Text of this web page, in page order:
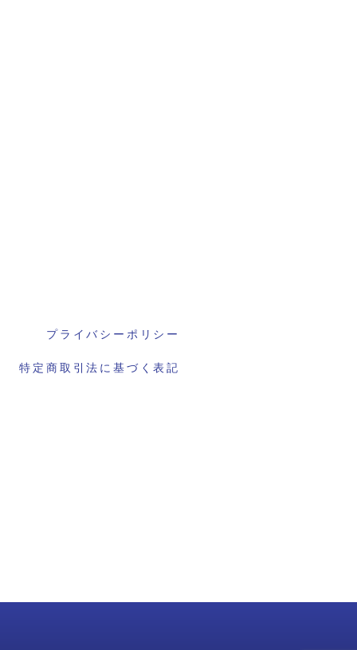
プライバシーポリシー
特定商取引法に基づく表記